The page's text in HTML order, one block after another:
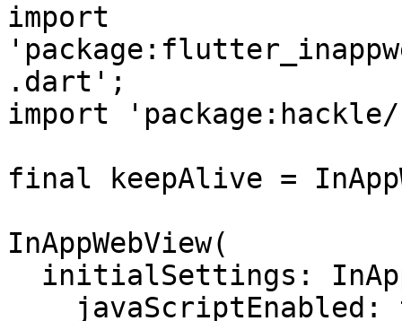
import
.dart';
import
final keepAlive =
InAppWebView(